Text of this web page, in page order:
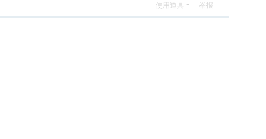
使用道具 举报